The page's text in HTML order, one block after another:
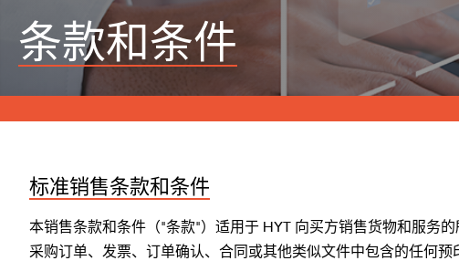
条款和条件
标准销售条款和条件
本销售条款和条件（"条款"）适用于 HYT 向买方销售货物和服务
采购订单、发票、订单确认、合同或其他类似文件中包含的任何